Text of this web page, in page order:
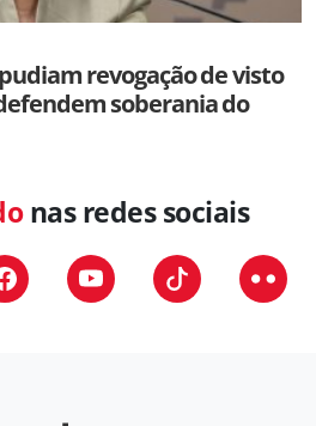
revogação de visto
soberania do
nas redes sociais